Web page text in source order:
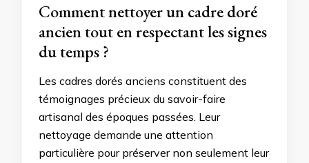
Comment nettoyer un cadre doré
ancien tout en respectant les signes
du temps ?
Les cadres dorés anciens constituent des
témoignages précieux du savoir-faire
artisanal des époques passées. Leur
nettoyage demande une attention
particulière pour préserver non seulement leur